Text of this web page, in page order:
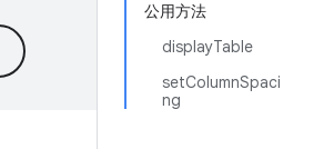
公用方法
displayTable
setColumnSpaci
ng